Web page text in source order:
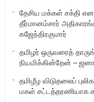
தேசிய மக்கள் சக்தி
தீர்மானம்சார்
கஜேந்திரகுமார்
தமிழர் ஒருவரைத்
நியமிக்கின்றேன் –
தமிழீழ விடுதலைப்
மகள் சட்டத்தரணியாக